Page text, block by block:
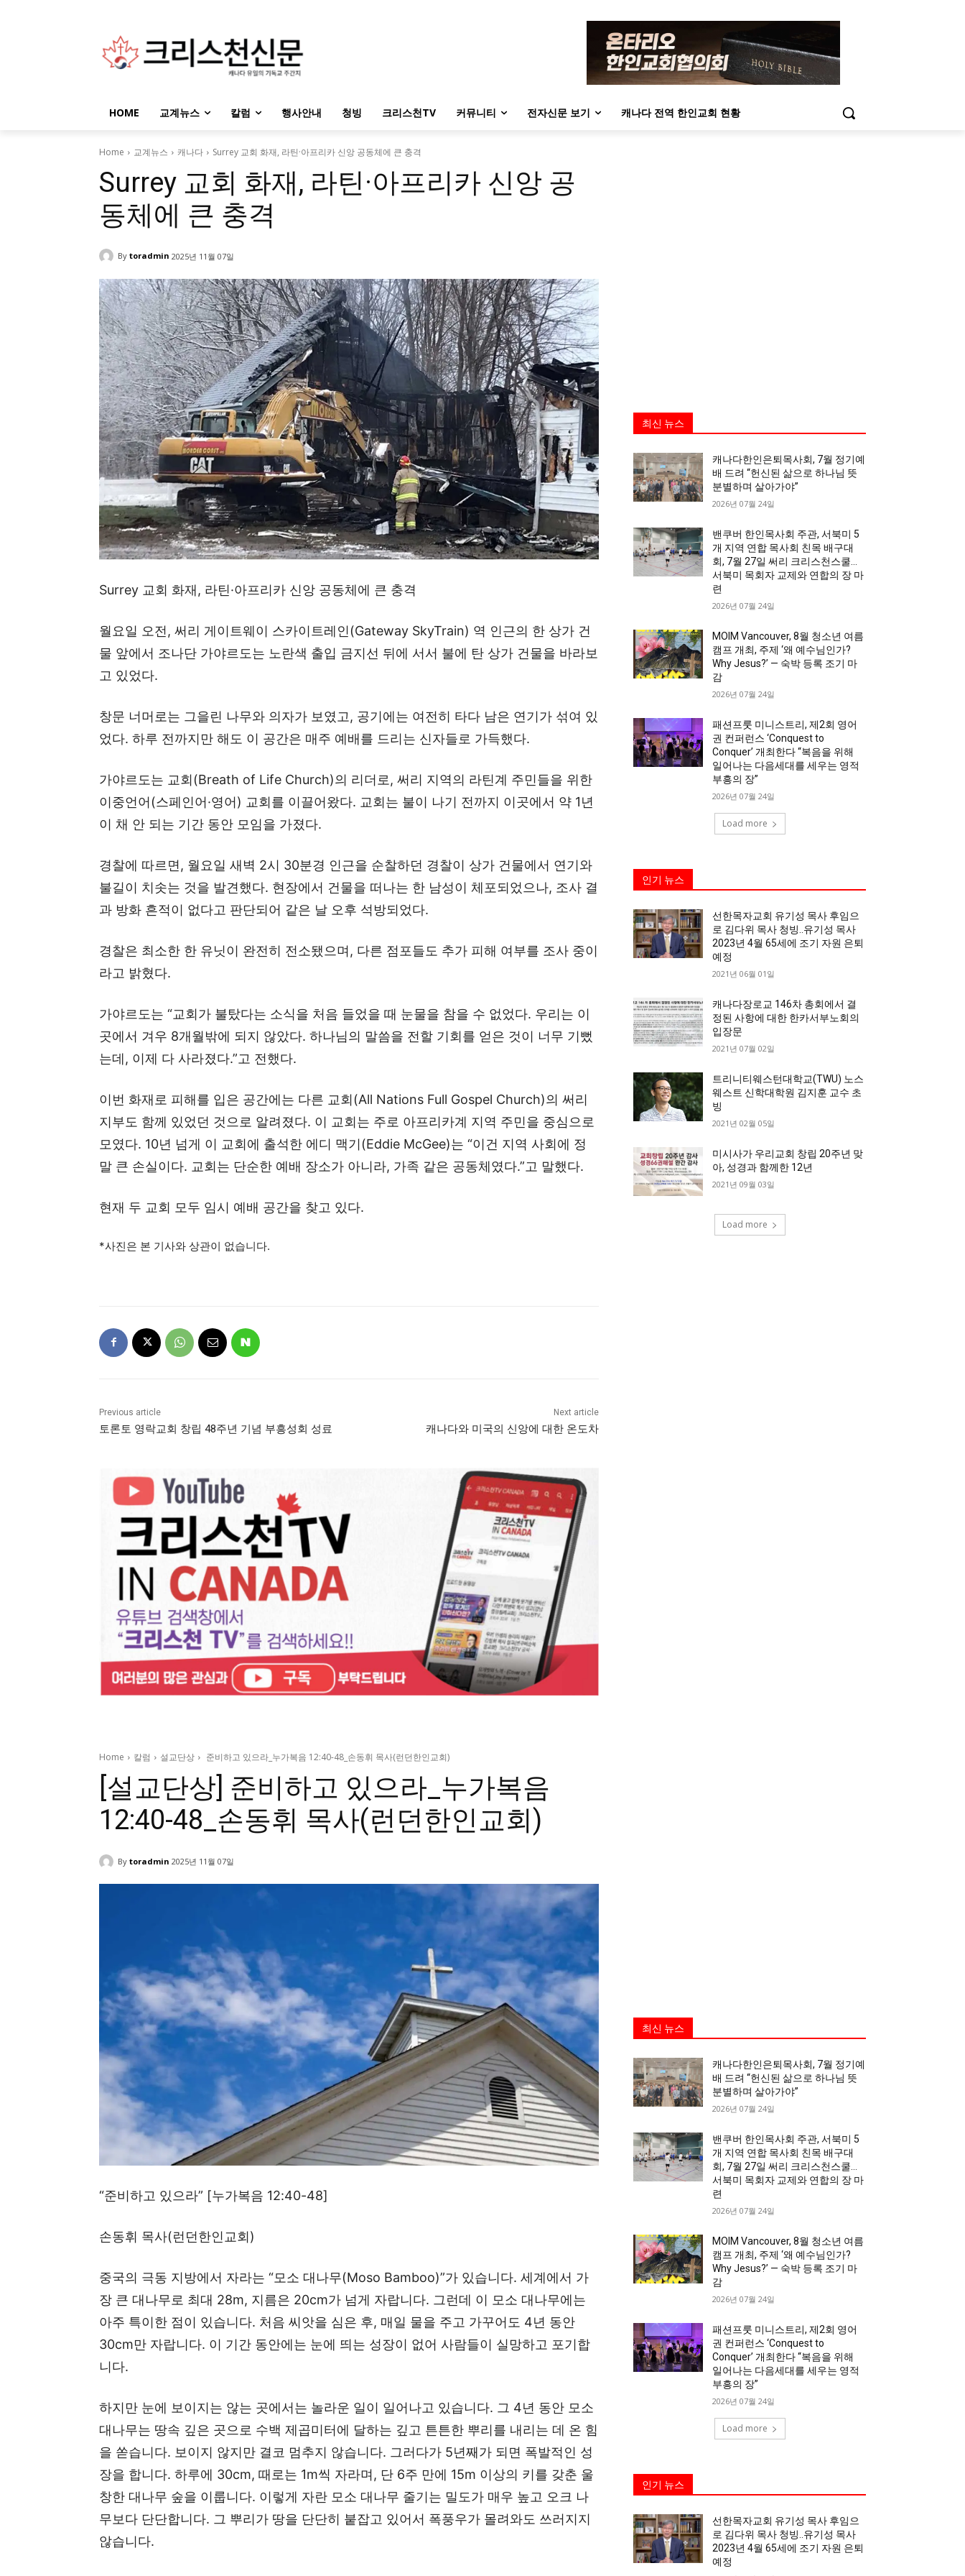
HOME 교계뉴스 칼럼 행사안내 청빙 크리스천TV 커뮤니티 전자신문 보기 캐나다 전역 한인교회 현황
Home 교계뉴스 캐나다 Surrey 교회 화재, 라틴·아프리카 신앙 공동체에 큰 충격
Surrey 교회 화재, 라틴·아프리카 신앙 공
동체에 큰 충격
By toradmin 2025년 11월 07일
Surrey 교회 화재, 라틴·아프리카 신앙 공동체에 큰 충격
월요일 오전, 써리 게이트웨이 스카이트레인(Gateway SkyTrain) 역 인근의 한 상가 건
물 앞에서 조나단 가야르도는 노란색 출입 금지선 뒤에 서서 불에 탄 상가 건물을 바라보
고 있었다.
창문 너머로는 그을린 나무와 의자가 보였고, 공기에는 여전히 타다 남은 연기가 섞여 있
었다. 하루 전까지만 해도 이 공간은 매주 예배를 드리는 신자들로 가득했다.
가야르도는 교회(Breath of Life Church)의 리더로, 써리 지역의 라틴계 주민들을 위한
이중언어(스페인어·영어) 교회를 이끌어왔다. 교회는 불이 나기 전까지 이곳에서 약 1년
이 채 안 되는 기간 동안 모임을 가졌다.
경찰에 따르면, 월요일 새벽 2시 30분경 인근을 순찰하던 경찰이 상가 건물에서 연기와
불길이 치솟는 것을 발견했다. 현장에서 건물을 떠나는 한 남성이 체포되었으나, 조사 결
과 방화 흔적이 없다고 판단되어 같은 날 오후 석방되었다.
경찰은 최소한 한 유닛이 완전히 전소됐으며, 다른 점포들도 추가 피해 여부를 조사 중이
라고 밝혔다.
가야르도는 “교회가 불탔다는 소식을 처음 들었을 때 눈물을 참을 수 없었다. 우리는 이
곳에서 겨우 8개월밖에 되지 않았다. 하나님의 말씀을 전할 기회를 얻은 것이 너무 기뻤
는데, 이제 다 사라졌다.”고 전했다.
이번 화재로 피해를 입은 공간에는 다른 교회(All Nations Full Gospel Church)의 써리
지부도 함께 있었던 것으로 알려졌다. 이 교회는 주로 아프리카계 지역 주민을 중심으로
모였다. 10년 넘게 이 교회에 출석한 에디 맥기(Eddie McGee)는 “이건 지역 사회에 정
말 큰 손실이다. 교회는 단순한 예배 장소가 아니라, 가족 같은 공동체였다.”고 말했다.
현재 두 교회 모두 임시 예배 공간을 찾고 있다.
*사진은 본 기사와 상관이 없습니다.
Previous article
토론토 영락교회 창립 48주년 기념 부흥성회 성료
Next article
캐나다와 미국의 신앙에 대한 온도차
최신 뉴스
캐나다한인은퇴목사회, 7월 정기예
배 드려 “헌신된 삶으로 하나님 뜻
분별하며 살아가야”
2026년 07월 24일
밴쿠버 한인목사회 주관, 서북미 5
개 지역 연합 목사회 친목 배구대
회, 7월 27일 써리 크리스천스쿨…
서북미 목회자 교제와 연합의 장 마
련
2026년 07월 24일
MOIM Vancouver, 8월 청소년 여름
캠프 개최, 주제 ‘왜 예수님인가?
Why Jesus?’ — 숙박 등록 조기 마
감
2026년 07월 24일
패션프룻 미니스트리, 제2회 영어
권 컨퍼런스 ‘Conquest to
Conquer’ 개최한다 “복음을 위해
일어나는 다음세대를 세우는 영적
부흥의 장”
2026년 07월 24일
Load more
인기 뉴스
선한목자교회 유기성 목사 후임으
로 김다위 목사 청빙..유기성 목사
2023년 4월 65세에 조기 자원 은퇴
예정
2021년 06월 01일
캐나다장로교 146차 총회에서 결
정된 사항에 대한 한카서부노회의
입장문
2021년 07월 02일
트리니티웨스턴대학교(TWU) 노스
웨스트 신학대학원 김지훈 교수 초
빙
2021년 02월 05일
미시사가 우리교회 창립 20주년 맞
아, 성경과 함께한 12년
2021년 09월 03일
Load more